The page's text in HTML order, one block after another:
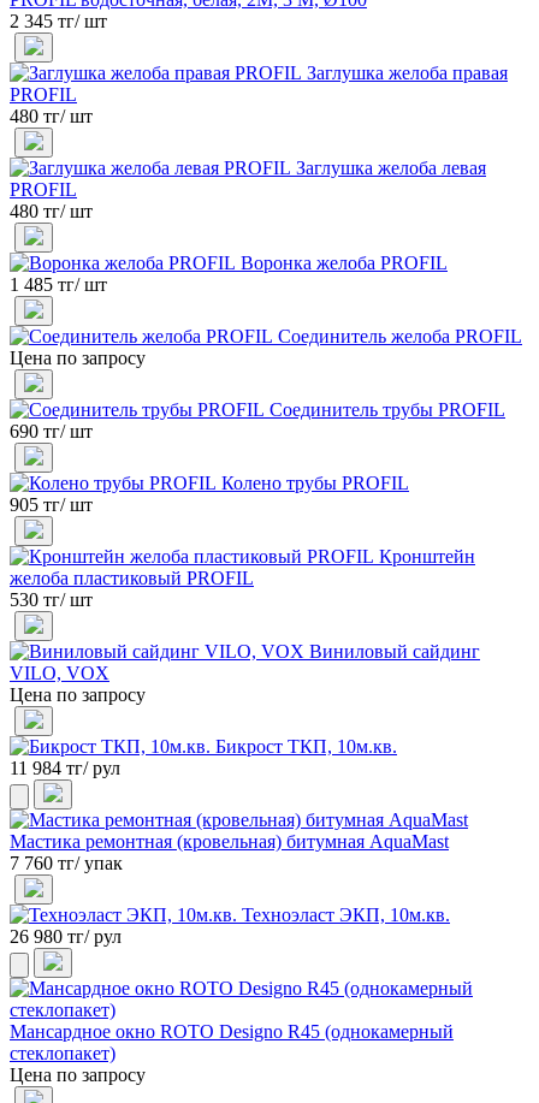
2 345 тг/ шт
Заглушка желоба правая
PROFIL
480 тг/ шт
Заглушка желоба левая
PROFIL
480 тг/ шт
Воронка желоба PROFIL
1 485 тг/ шт
Соединитель желоба PROFIL
Цена по запросу
Соединитель трубы PROFIL
690 тг/ шт
Колено трубы PROFIL
905 тг/ шт
Кронштейн
желоба пластиковый PROFIL
530 тг/ шт
Виниловый сайдинг
VILO, VOX
Цена по запросу
Бикрост ТКП, 10м.кв.
11 984 тг/ рул
Мастика ремонтная (кровельная) битумная AquaMast
7 760 тг/ упак
Техноэласт ЭКП, 10м.кв.
26 980 тг/ рул
Мансардное окно ROTO Designo R45 (однокамерный
стеклопакет)
Цена по запросу